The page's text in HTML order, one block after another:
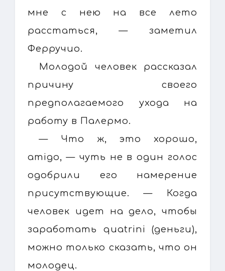
мне с нею на все лето
расстаться, — заметил
Ферручио.
Молодой человек рассказал
причину своего
предполагаемого ухода на
работу в Палермо.
— Что ж, это хорошо,
amigo, — чуть не в один голос
одобрили его намерение
присутствующие. — Когда
человек идет на дело, чтобы
заработать quatrini (деньги),
можно только сказать, что он
молодец.